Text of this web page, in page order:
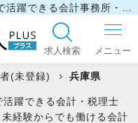
求人検索
(未登録) 兵庫県
躍できる会計・税理士
経験からでも働ける会計